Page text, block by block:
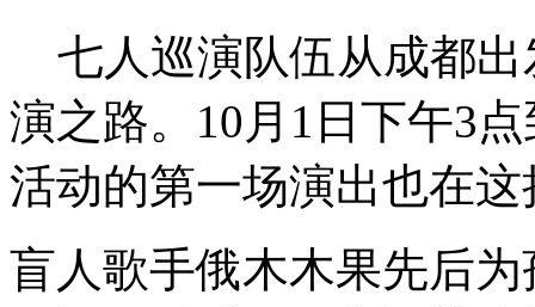
七人巡演队伍从成都出
演之路。10月1日下午3
活动的第一场演出也在
盲人歌手俄木木果先后